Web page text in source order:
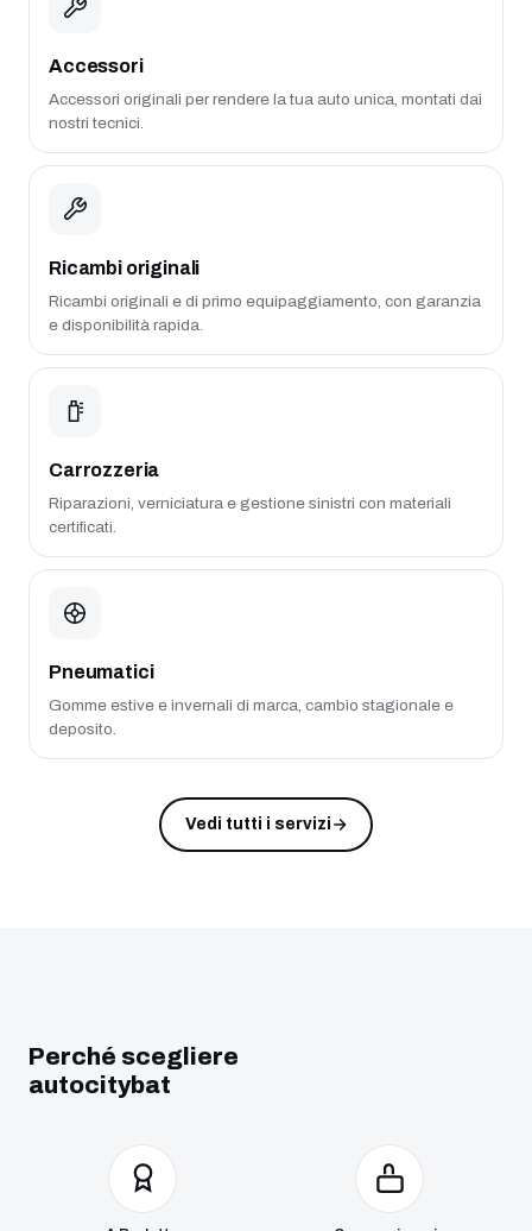
Accessori
Accessori originali per rendere la tua auto unica, montati dai
nostri tecnici.
Ricambi originali
Ricambi originali e di primo equipaggiamento, con garanzia
e disponibilità rapida.
Carrozzeria
Riparazioni, verniciatura e gestione sinistri con materiali
certificati.
Pneumatici
Gomme estive e invernali di marca, cambio stagionale e
deposito.
Vedi tutti i servizi
Perché scegliere
autocitybat